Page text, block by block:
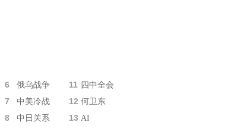
6 俄乌战争 11 四中全会
7 中美冷战 12 何卫东
8 中日关系 13 AI